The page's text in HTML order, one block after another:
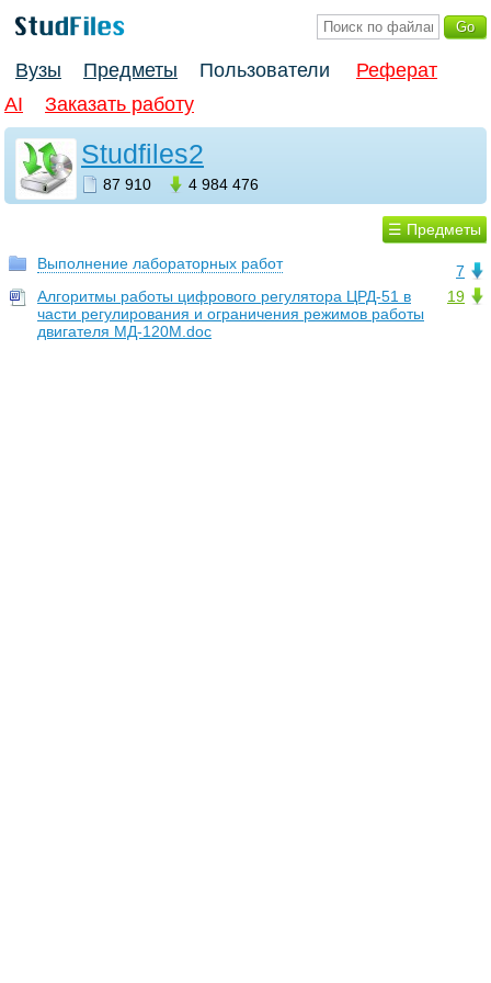
Вузы Предметы Пользователи
Реферат
AI
Заказать работу
Studfiles2
87 910 4 984 476
☰ Предметы
7
Выполнение лабораторных работ
19
Алгоритмы работы цифрового регулятора ЦРД-51 в
части регулирования и ограничения режимов работы
двигателя МД-120М.doc